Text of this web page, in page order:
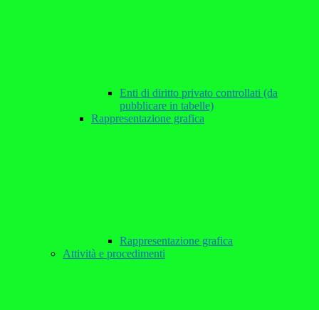
Enti di diritto privato controllati (da
pubblicare in tabelle)
Rappresentazione grafica
Rappresentazione grafica
Attività e procedimenti